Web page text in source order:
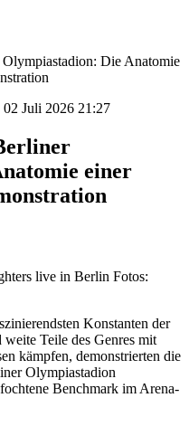
Die Anatomie
02 Juli 2026 21:27
einer
live in Berlin Fotos:
Konstanten der
Teile des Genres mit
kämpfen, demonstrierten die
Olympiastadion
Benchmark im Arena-